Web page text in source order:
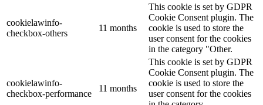
cookielawinfo-
checkbox-others
11 months
This cookie is set by GDPR
Cookie Consent plugin. The
cookie is used to store the
user consent for the cookies
in the category "Other.
cookielawinfo-
checkbox-performance
11 months
This cookie is set by GDPR
Cookie Consent plugin. The
cookie is used to store the
user consent for the cookies